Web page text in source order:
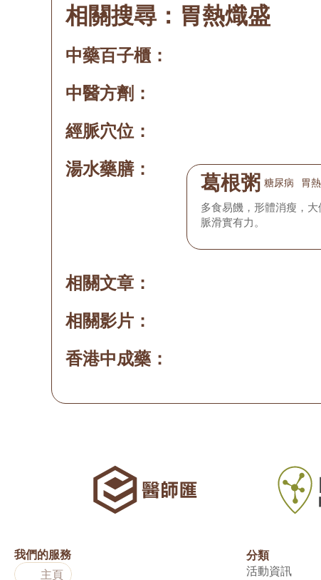
相關搜尋： 胃熱熾盛
中藥百子櫃：
中醫方劑：
經脈穴位：
湯水藥膳：
葛根粥 糖尿病 胃
多食易饑，形體消瘦，大
脈滑實有力。
相關文章：
相關影片：
香港中成藥：
我們的服務
主頁
分類
活動資訊